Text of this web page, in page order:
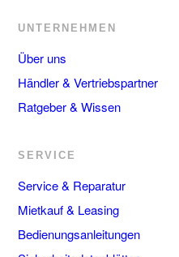
UNTERNEHMEN
Über uns
Händler & Vertriebspartner
Ratgeber & Wissen
SERVICE
Service & Reparatur
Mietkauf & Leasing
Bedienungsanleitungen